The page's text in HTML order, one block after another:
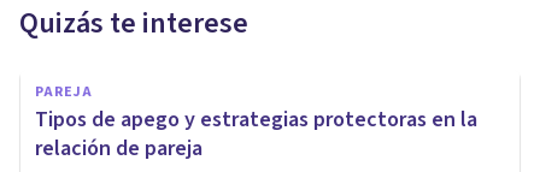
Quizás te interese
PAREJA
Tipos de apego y estrategias protectoras en la
relación de pareja